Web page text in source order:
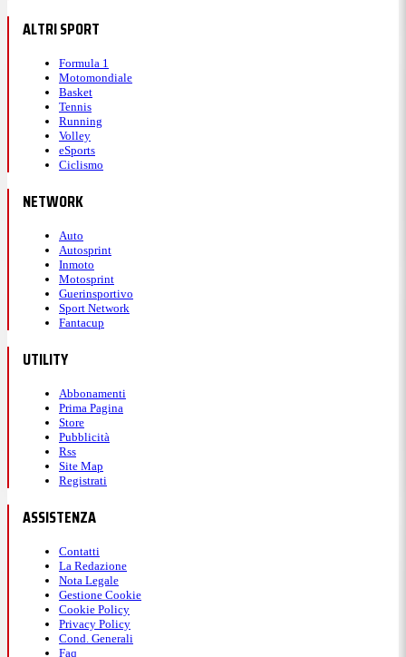
ALTRI SPORT
Formula 1
Motomondiale
Basket
Tennis
Running
Volley
eSports
Ciclismo
NETWORK
Auto
Autosprint
Inmoto
Motosprint
Guerinsportivo
Sport Network
Fantacup
UTILITY
Abbonamenti
Prima Pagina
Store
Pubblicità
Rss
Site Map
Registrati
ASSISTENZA
Contatti
La Redazione
Nota Legale
Gestione Cookie
Cookie Policy
Privacy Policy
Cond. Generali
Faq